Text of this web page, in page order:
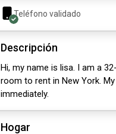
Teléfono validado
Descripción
Hi, my name is lisa. I am a
room to rent in New York.
immediately.
Hogar